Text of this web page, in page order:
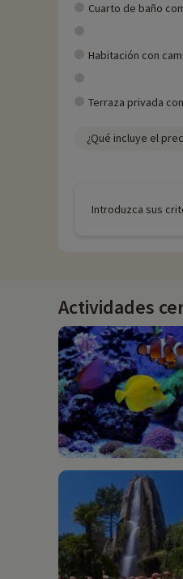
Cuarto de baño
Habitación con
Terraza privada
¿Qué incluye el
Introduzca sus
Actividades